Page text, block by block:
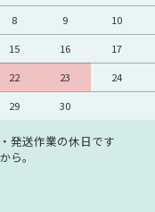
8 9 10
15 16 17
22 23 24
29 30
発送作業の休日です
から。